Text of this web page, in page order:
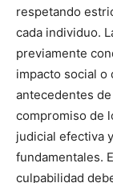
respetando
cada individuo.
previamente
impacto social o
antecedentes
compromiso de
judicial efectiva
fundamentales.
culpabilidad